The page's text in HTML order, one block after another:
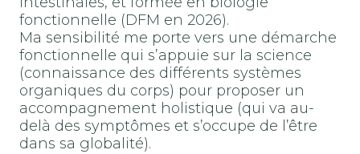
fonctionnelle (DFM en 2026).
Ma sensibilité me porte vers une démarche
fonctionnelle qui s’appuie sur la science
(connaissance des différents systèmes
organiques du corps) pour proposer un
accompagnement holistique (qui va au-
delà des symptômes et s’occupe de l’être
dans sa globalité).